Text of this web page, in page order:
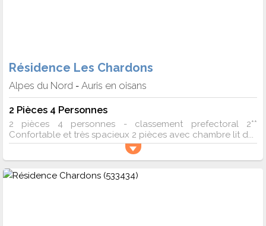
Résidence Les Chardons
Alpes du Nord - Auris en oisans
2 Pièces 4 Personnes
2 pièces 4 personnes - classement prefectoral 2**
Confortable et très spacieux 2 pièces avec chambre lit d...